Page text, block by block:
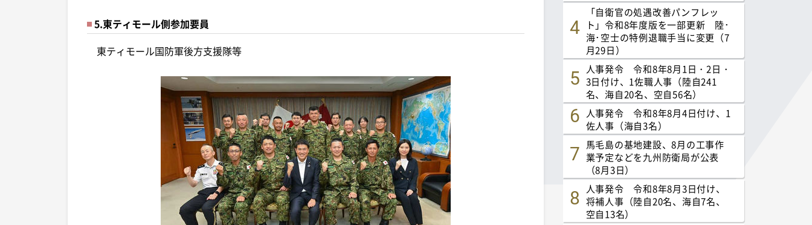
5.東ティモール側参加要員
東ティモール国防軍後方支援隊等
「自衛官の処遇改善パンフレッ
ト」令和8年度版を一部更新 陸･
海･空士の特例退職手当に変更（7
月29日）
人事発令 令和8年8月1日・2日・
3日付け、1佐職人事（陸自241
名、海自20名、空自56名）
人事発令 令和8年8月4日付け、1
佐人事（海自3名）
馬毛島の基地建設、8月の工事作
業予定などを九州防衛局が公表
（8月3日）
人事発令 令和8年8月3日付け、
将補人事（陸自20名、海自7名、
空自13名）